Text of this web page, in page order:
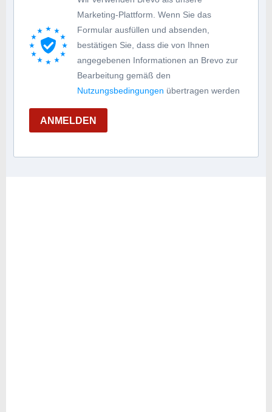
Marketing-Plattform. Wenn Sie das
Formular ausfüllen und absenden,
bestätigen Sie, dass die von Ihnen
angegebenen Informationen an Brevo zur
Bearbeitung gemäß den
Nutzungsbedingungen übertragen werden
ANMELDEN